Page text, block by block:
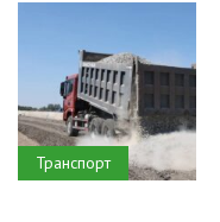
Транспорт